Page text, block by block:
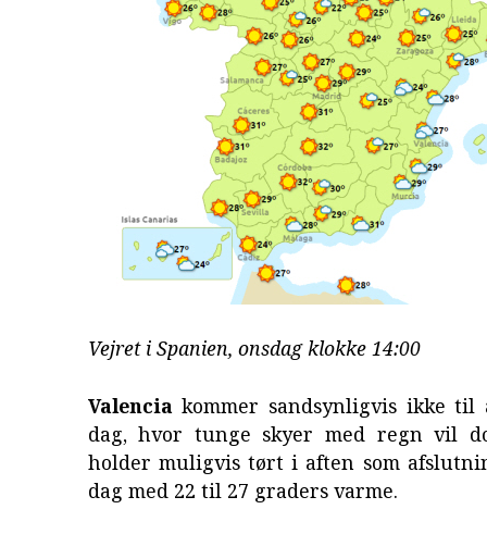
Vejret i Spanien, onsdag klokke 14:00
Valenciakommer sandsynligvis ikke til
dag, hvor tunge skyer med regn vil
holder muligvis tørt i aften som
dag med 22 til 27 graders varme.